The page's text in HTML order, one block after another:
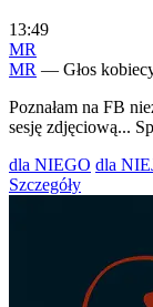
13:49
MR
MR — Głos
Poznałam na FB
sesję zdjęciową...
dla NIEGO dla
Szczegóły